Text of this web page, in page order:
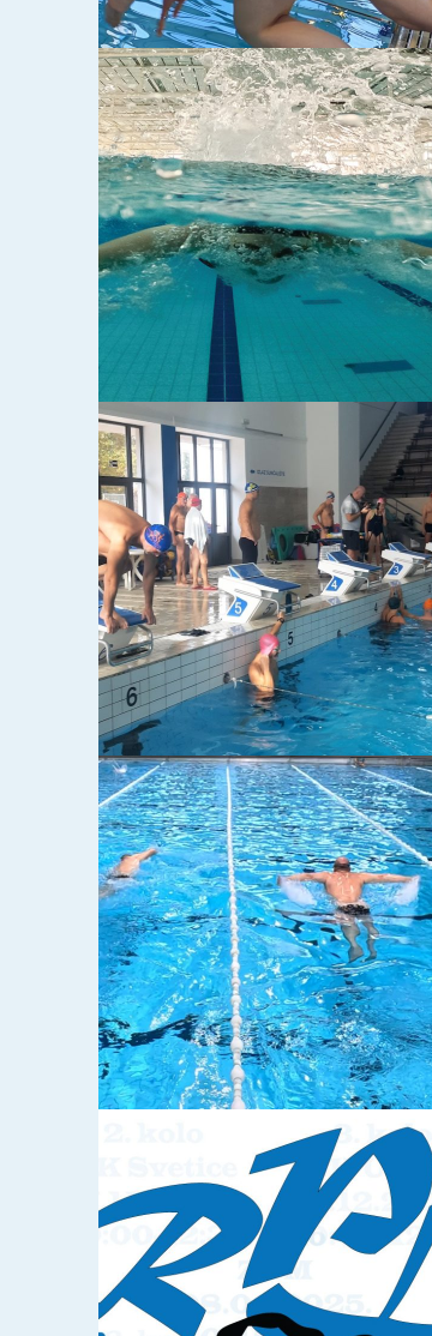
09-11-2025
VAŽNO! REPLIGA 2026 –
2. KOLO VAŽNO!
10-06-2025
IMAMO POBJEDNIKE (I
VIDEO ZAPISE) REPLIGE
2025.
06-04-2025
SUPER POKAL 2025.
REZULTATI I VIDEO
ZAPISI 3. KOLO REPLIGE
2025.